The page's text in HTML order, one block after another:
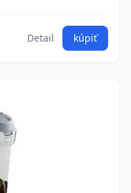
Detail kúpiť